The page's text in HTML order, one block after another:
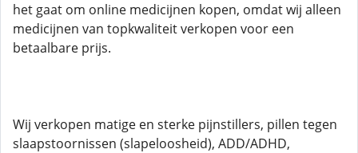
het gaat om online medicijnen kopen, omdat wij alleen
medicijnen van topkwaliteit verkopen voor een
betaalbare prijs.
Wij verkopen matige en sterke pijnstillers, pillen tegen
slaapstoornissen (slapeloosheid), ADD/ADHD,